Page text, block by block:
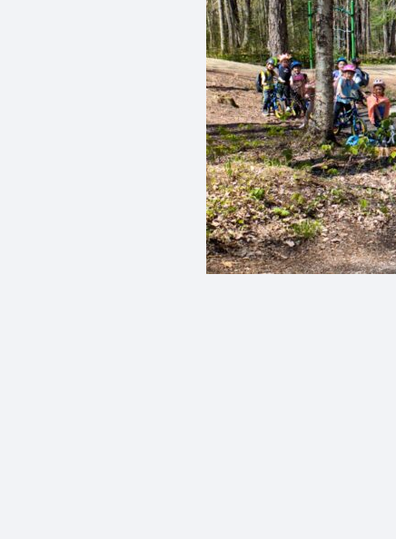
POUR UN
CHANGEMENT
D’ADRESSE
POUR MIEUX
COMPRENDRE
VOTRE COMPTE DE
TAXES
PARENTS
FORMATIONS
ACCÈS À L’ÉGALITÉ